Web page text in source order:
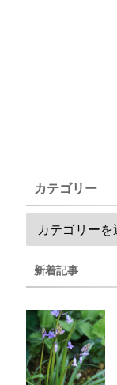
カテゴリー
新着記事